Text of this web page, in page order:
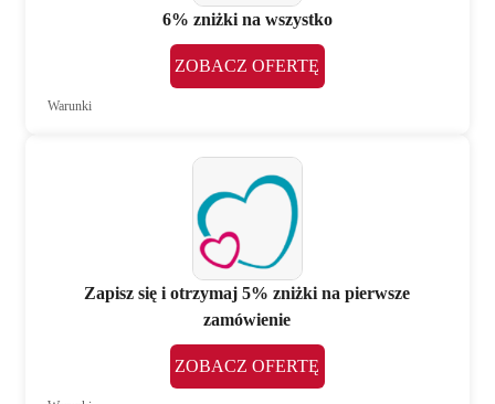
6% zniżki na wszystko
ZOBACZ OFERTĘ
Warunki
Zapisz się i otrzymaj 5% zniżki na pierwsze
zamówienie
ZOBACZ OFERTĘ